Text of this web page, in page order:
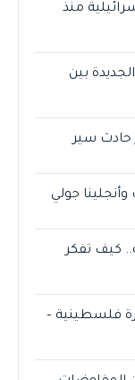
منذ
بين
حادث سير
وأنجلينا جولي
كيف تفكر
فلسطينية –